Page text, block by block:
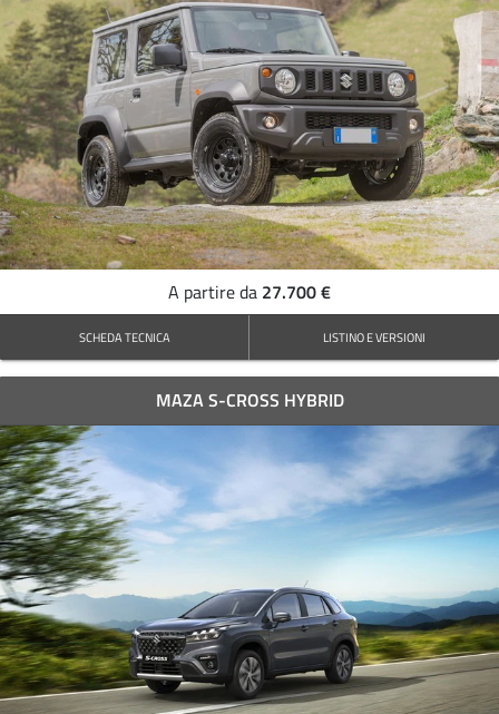
A partire da 27.700 €
SCHEDA TECNICA LISTINO E VERSIONI
MAZA S-CROSS HYBRID